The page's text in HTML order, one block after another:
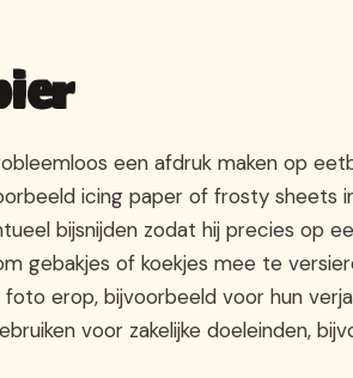
een afdruk maken op
icing paper of frosty sheets
bijsnijden zodat hij precies op
gebakjes of koekjes mee te
erop, bijvoorbeeld voor hun
voor zakelijke doeleinden,